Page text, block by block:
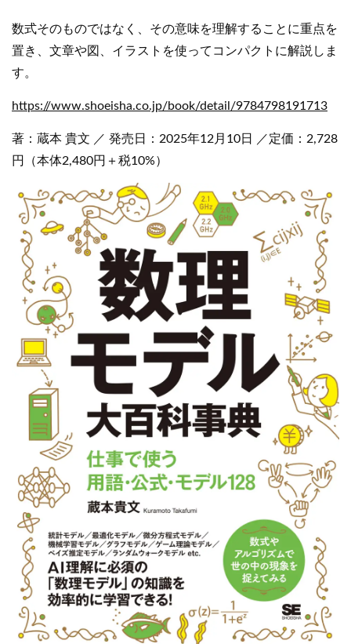
数式そのものではなく、その意味を理解することに重点を
置き、文章や図、イラストを使ってコンパクトに解説しま
す。
https://www.shoeisha.co.jp/book/detail/9784798191713
著：蔵本 貴文 ／ 発売日：2025年12月10日 ／定価：2,728
円（本体2,480円＋税10%）